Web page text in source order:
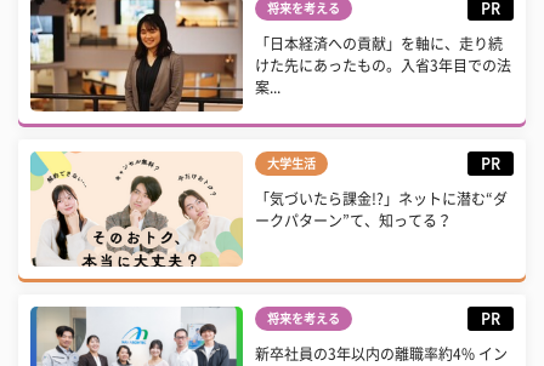
将来を考える PR
「日本経済への貢献」を軸に、走り続
けた先にあったもの。入省3年目での法
案...
大学生活 PR
「気づいたら課金!?」ネットに潜む“ダ
ークパターン”て、知ってる？
将来を考える PR
新卒社員の3年以内の離職率約4% イン